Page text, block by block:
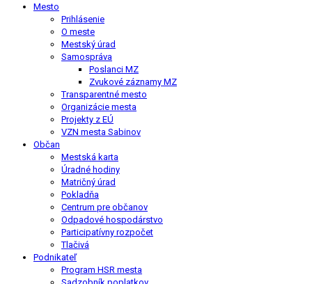
Mesto
Prihlásenie
O meste
Mestský úrad
Samospráva
Poslanci MZ
Zvukové záznamy MZ
Transparentné mesto
Organizácie mesta
Projekty z EÚ
VZN mesta Sabinov
Občan
Mestská karta
Úradné hodiny
Matričný úrad
Pokladňa
Centrum pre občanov
Odpadové hospodárstvo
Participatívny rozpočet
Tlačivá
Podnikateľ
Program HSR mesta